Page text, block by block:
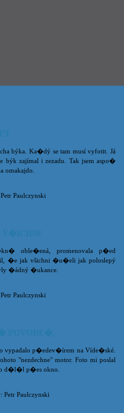
býka. Ka�dý se tam musí vyfotit. Já
zajímal i zezadu. Tak jsem aspo�
omakajdo.
Paulczynski
oble�ená, promenovala p�ed
�e jak všichni �u�eli jak poloslepý
�ádný �ukance.
Paulczynski
p�edev�írem na Víde�ské.
"nezdechne" motor. Foto mi poslal
to d�l�l p�es okno.
Paulczynski